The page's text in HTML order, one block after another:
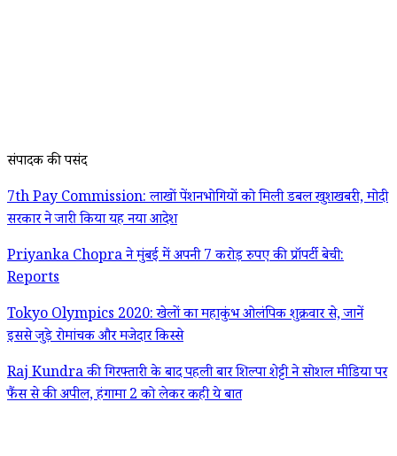
संपादक की पसंद
7th Pay Commission: लाखों पेंशनभोगियों को मिली डबल खुशखबरी, मोदी
सरकार ने जारी किया यह नया आदेश
Priyanka Chopra ने मुंबई में अपनी 7 करोड़ रुपए की प्रॉपर्टी बेची:
Reports
Tokyo Olympics 2020: खेलों का महाकुंभ ओलंपिक शुक्रवार से, जानें
इससे जुड़े रोमांचक और मजेदार किस्से
Raj Kundra की गिरफ्तारी के बाद पहली बार शिल्पा शेट्टी ने सोशल मीडिया पर
फैंस से की अपील, हंगामा 2 को लेकर कही ये बात